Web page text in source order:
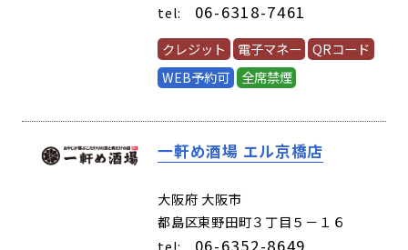
tel: 06-6318-7461
クレジット 電子マネー
QRコード
WEB予約可
全席禁煙
一軒め酒場 エル京橋店
大阪府 大阪市
都島区東野田町３丁目５－１６
tel: 06-6352-8649